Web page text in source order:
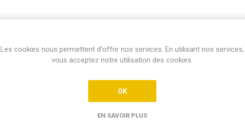
Les cookies nous permettent d'offrir nos services. En utilisant nos services,
vous acceptez notre utilisation des cookies.
OK
EN SAVOIR PLUS